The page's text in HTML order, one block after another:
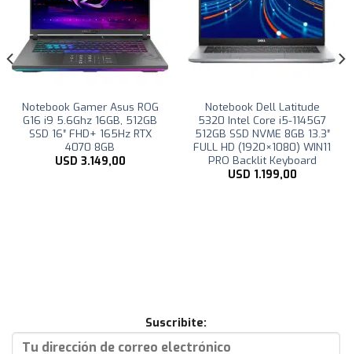
Notebook Gamer Asus ROG
G16 i9 5.6Ghz 16GB, 512GB
SSD 16″ FHD+ 165Hz RTX
4070 8GB
USD 3.149,00
Notebook Dell Latitude
5320 Intel Core i5-1145G7
512GB SSD NVME 8GB 13.3″
FULL HD (1920×1080) WIN11
PRO Backlit Keyboard
USD 1.199,00
Suscribite: